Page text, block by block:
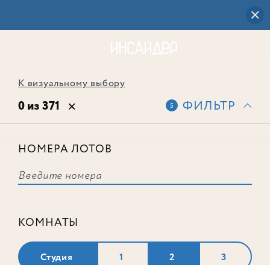
К визуальному выбору
0 из 371 5 ФИЛЬТР
НОМЕРА ЛОТОВ
КОМНАТЫ
Студия 1 2 3
соответствует ни одного лота